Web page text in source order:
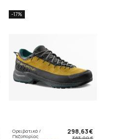
-17%
Ορειβατικά /
Πεζοπορίας
298,63 €